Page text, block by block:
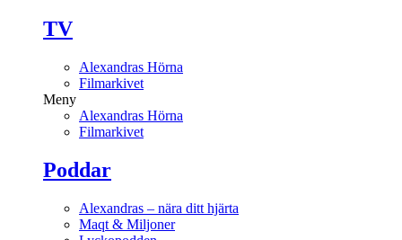
TV
Alexandras Hörna
Filmarkivet
Meny
Alexandras Hörna
Filmarkivet
Poddar
Alexandras – nära ditt hjärta
Maqt & Miljoner